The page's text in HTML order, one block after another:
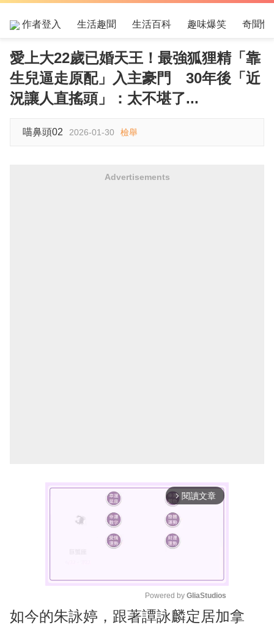
作者登入 生活趣聞 生活百科 趣味爆笑 奇聞怪
愛上大22歲已婚天王！最強狐狸精「靠
生兒逼走原配」入主豪門 30年後「近
況讓人直搖頭」：太不堪了...
喵鼻頭02 2026-01-30 檢舉
Advertisements
arrow_forward_ios 閱讀文章
M
Powered by GliaStudios
如今的朱詠婷，跟著譚詠麟定居加拿